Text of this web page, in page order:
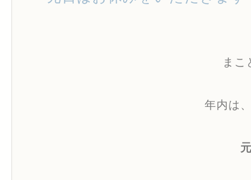
まこ
年内は、